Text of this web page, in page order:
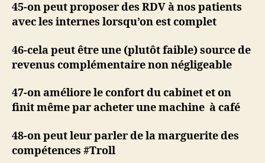
45-on peut proposer des RDV à nos patients
avec les internes lorsqu’on est complet
46-cela peut être une (plutôt faible) source de
revenus complémentaire non négligeable
47-on améliore le confort du cabinet et on
finit même par acheter une machine à café
48-on peut leur parler de la marguerite des
compétences #Troll